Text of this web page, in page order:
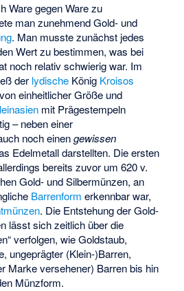
Ware gegen Ware zu
man zunehmend Gold- und
. Man musste zunächst jedes
Wert zu bestimmen, was bei
noch relativ schwierig war. Im
der lydische König Kroisos
einheitlicher Größe und
mit Prägestempeln
– neben einer
noch einengewissen
Edelmetall darstellten. Die ersten
bereits zuvor um 620 v.
Gold- und Silbermünzen, an
Barrenform erkennbar war,
. Die Entstehung der Gold-
lässt sich zeitlich über die
verfolgen, wie Goldstaub,
ungeprägter (Klein-)Barren,
Marke versehener) Barren bis hin
Münzform.